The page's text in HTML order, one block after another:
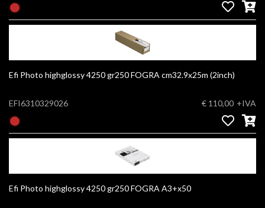
Efi Photo highglossy 4250 gr250 FOGRA cm32.9x25m (2inch)
EFI6310329026 € 110,00 +IVA
Efi Photo highglossy 4250 gr250 FOGRA A3+x50